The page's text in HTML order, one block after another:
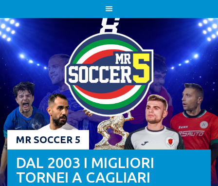
to
content
MR SOCCER 5
DAL 2003 I MIGLIORI
TORNEI A CAGLIARI